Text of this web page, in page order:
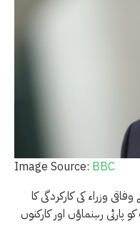
Image Source: BBC
وزراء کی کارکردگی کا
پارٹی رہنماؤں اور کارکنوں